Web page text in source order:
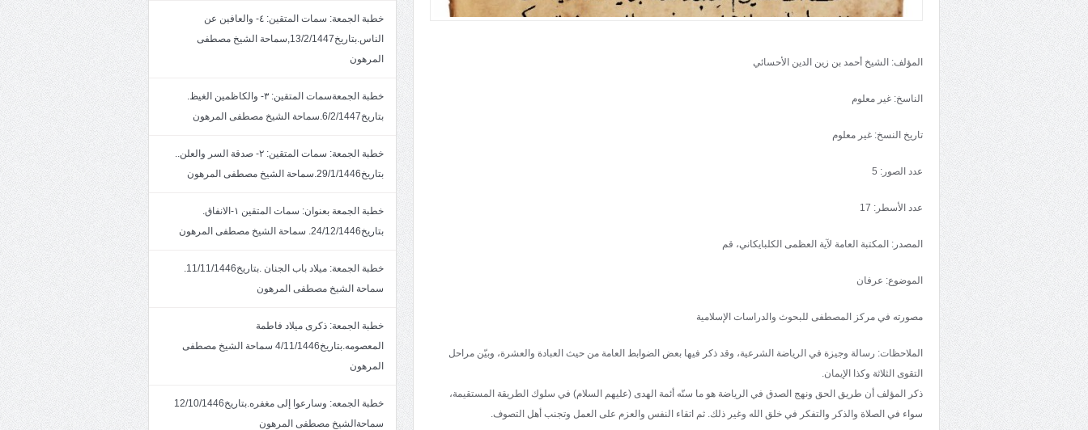
المؤلف: الشيخ أحمد بن زين الدين الأحسائي
الناسخ: غير معلوم
تاريخ النسخ: غير معلوم
عدد الصور: 5
عدد الأسطر: 17
المصدر: المكتبة العامة لآية العظمى الكلبايكاني، قم
الموضوع: عرفان
مصورته في مركز المصطفى للبحوث والدراسات الإسلامية
الملاحظات: رسالة وجيزة في الرياضة الشرعية، وقد ذكر فيها بعض الضوابط العامة من حيث العبادة والعشرة، وبيّن مراحل
التقوى الثلاثة وكذا الإيمان.
ذكر المؤلف أن طريق الحق ونهج الصدق في الرياضة هو ما سنّه أئمة الهدى (عليهم السلام) في سلوك الطريقة المستقيمة،
سواء في الصلاة والذكر والتفكر في خلق الله وغير ذلك. ثم اتقاء النفس والعزم على العمل وتجنب أهل التصوف.
خطبة الجمعة: سمات المتقين: ٤- والعافين عن
الناس.بتاريخ13/2/1447,سماحة الشيخ مصطفى
المرهون
خطبة الجمعةسمات المتقين: ٣- والكاظمين الغيظ.
بتاريخ6/2/1447.سماحة الشيخ مصطفى المرهون
خطبة الجمعة: سمات المتقين: ٢- صدقة السر والعلن..
بتاريخ29/1/1446.سماحة الشيخ مصطفى المرهون
خطبة الجمعة بعنوان: سمات المتقين ١-الانفاق.
بتاريخ24/12/1446. سماحة الشيخ مصطفى المرهون
خطبة الجمعة: ميلاد باب الجنان .بتاريخ11/11/1446.
سماحة الشيخ مصطفى المرهون
خطبة الجمعة: ذكرى ميلاد فاطمة
المعصومه.بتاريخ4/11/1446 سماحة الشيخ مصطفى
المرهون
خطبة الجمعه: وسارعوا إلى مغفره.بتاريخ12/10/1446
سماحةالشيخ مصطفى المرهون